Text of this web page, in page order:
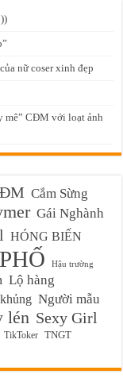
nữ coser xinh đẹp
mê” CĐM với loạt ảnh
Cắm Sừng
Gái Nghành
HÓNG BIẾN
Hậu trường
Lộ hàng
Người mẫu
lén Sexy Girl
TikToker TNGT